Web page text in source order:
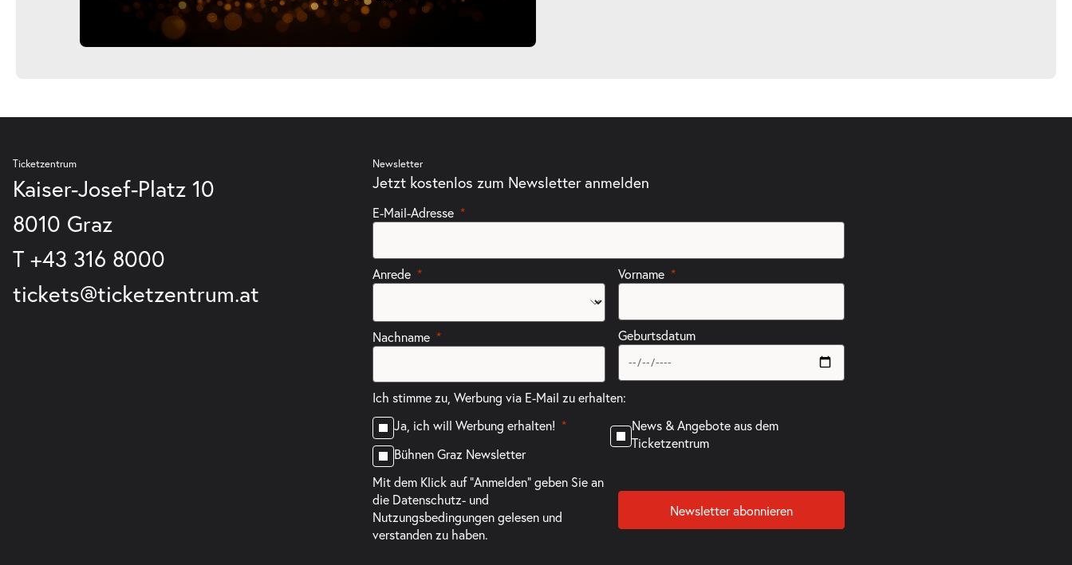
Ticketzentrum
Kaiser-Josef-Platz 10
8010 Graz
T +43 316 8000
tickets@ticketzentrum.at
Newsletter
Jetzt kostenlos zum Newsletter anmelden
E-Mail-Adresse
Anrede
Nachname
Vorname
Geburtsdatum
Ich stimme zu, Werbung via E-Mail zu erhalten:
Ja, ich will Werbung erhalten!
Bühnen Graz Newsletter
News & Angebote aus dem
Ticketzentrum
Mit dem Klick auf "Anmelden" geben Sie an
die Datenschutz- und
Nutzungsbedingungengelesen und
verstanden zu haben.
Newsletter abonnieren